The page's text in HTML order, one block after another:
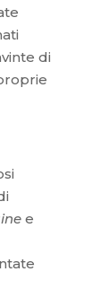
di
e